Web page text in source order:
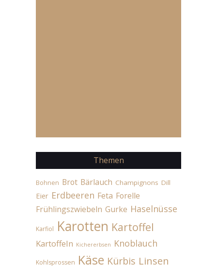
Themen
Bohnen Brot Bärlauch Champignons Dill
Eier Erdbeeren Feta Forelle
Frühlingszwiebeln Gurke Haselnüsse
Karfiol Karotten Kartoffel
Kartoffeln Kichererbsen Knoblauch
Kohlsprossen Käse Kürbis Linsen